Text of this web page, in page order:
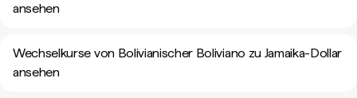
ansehen
Wechselkurse von Bolivianischer Boliviano zu Jamaika-Dollar
ansehen